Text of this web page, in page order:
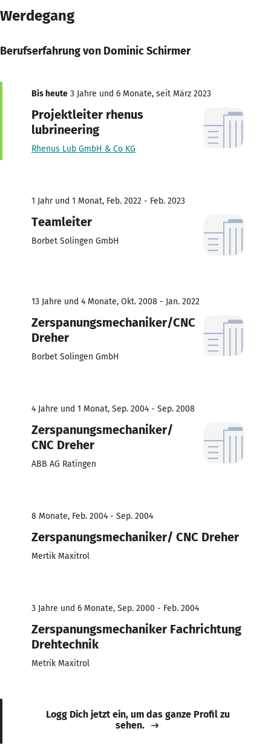
Werdegang
Berufserfahrung von Dominic Schirmer
Bis heute 3 Jahre und 6 Monate, seit März 2023
Projektleiter rhenus
lubrineering
Rhenus Lub GmbH & Co KG
1 Jahr und 1 Monat, Feb. 2022 - Feb. 2023
Teamleiter
Borbet Solingen GmbH
13 Jahre und 4 Monate, Okt. 2008 - Jan. 2022
Zerspanungsmechaniker/CNC
Dreher
Borbet Solingen GmbH
4 Jahre und 1 Monat, Sep. 2004 - Sep. 2008
Zerspanungsmechaniker/
CNC Dreher
ABB AG Ratingen
8 Monate, Feb. 2004 - Sep. 2004
Zerspanungsmechaniker/ CNC Dreher
Mertik Maxitrol
3 Jahre und 6 Monate, Sep. 2000 - Feb. 2004
Zerspanungsmechaniker Fachrichtung
Drehtechnik
Metrik Maxitrol
Logg Dich jetzt ein, um das ganze Profil zu
sehen.